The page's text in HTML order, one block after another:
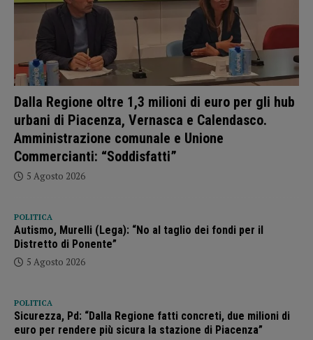
Dalla Regione oltre 1,3 milioni di euro per gli hub
urbani di Piacenza, Vernasca e Calendasco.
Amministrazione comunale e Unione
Commercianti: “Soddisfatti”
5 Agosto 2026
POLITICA
Autismo, Murelli (Lega): “No al taglio dei fondi per il
Distretto di Ponente”
5 Agosto 2026
POLITICA
Sicurezza, Pd: “Dalla Regione fatti concreti, due milioni di
euro per rendere più sicura la stazione di Piacenza”